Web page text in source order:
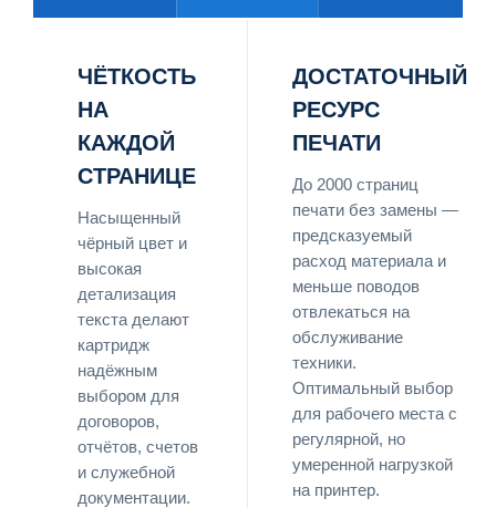
ЧЁТКОСТЬ
НА
КАЖДОЙ
СТРАНИЦЕ
Насыщенный
чёрный цвет и
высокая
детализация
текста делают
картридж
надёжным
выбором для
договоров,
отчётов, счетов
и служебной
документации.
ДОСТАТОЧНЫЙ
РЕСУРС
ПЕЧАТИ
До 2000 страниц
печати без замены —
предсказуемый
расход материала и
меньше поводов
отвлекаться на
обслуживание
техники.
Оптимальный выбор
для рабочего места с
регулярной, но
умеренной нагрузкой
на принтер.